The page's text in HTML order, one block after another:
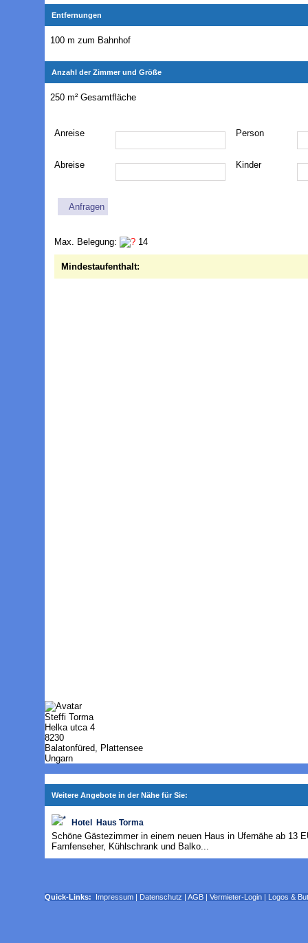
Entfernungen
100 m zum Bahnhof
Anzahl der Zimmer und Größe
250 m² Gesamtfläche
Anreise Person
Abreise Kinder
Anfragen
Max. Belegung: 14
Mindestaufenthalt:
Steffi Torma
Helka utca 4
8230
Balatonfüred, Plattensee
Ungarn
Weitere Angebote in der Nähe für Sie:
Hotel Haus Torma
Schöne Gästezimmer in einem neuen Haus in Ufernähe ab 13
Farnfenseher, Kühlschrank und Balko...
Quick-Links: Impressum | Datenschutz | AGB | Vermieter-Login | Logos &